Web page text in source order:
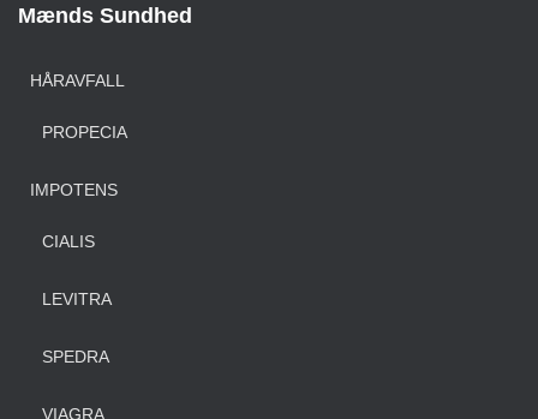
Mænds Sundhed
HÅRAVFALL
PROPECIA
IMPOTENS
CIALIS
LEVITRA
SPEDRA
VIAGRA